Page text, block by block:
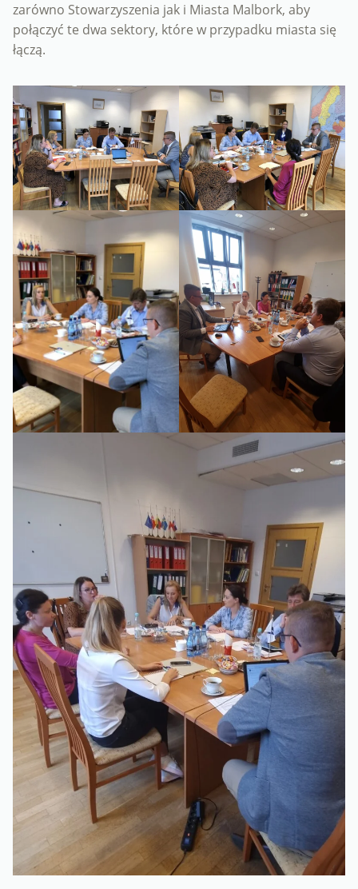
zarówno Stowarzyszenia jak i Miasta Malbork, aby
połączyć te dwa sektory, które w przypadku miasta się
łączą.